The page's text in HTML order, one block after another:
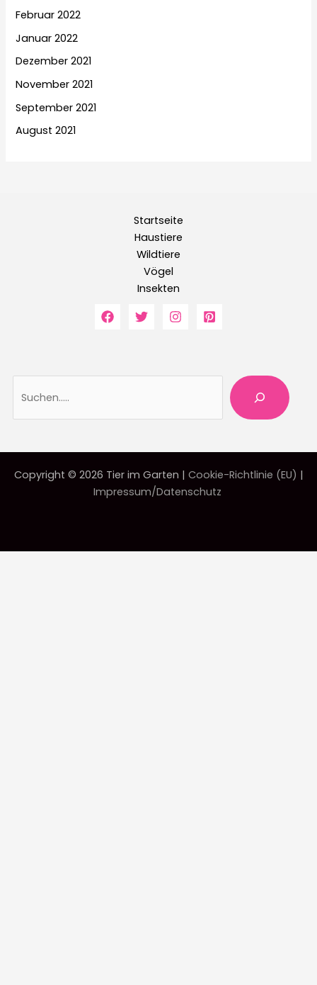
Februar 2022
Januar 2022
Dezember 2021
November 2021
September 2021
August 2021
Startseite
Haustiere
Wildtiere
Vögel
Insekten
Copyright © 2026 Tier im Garten | Cookie-Richtlinie (EU) |
Impressum/Datenschutz